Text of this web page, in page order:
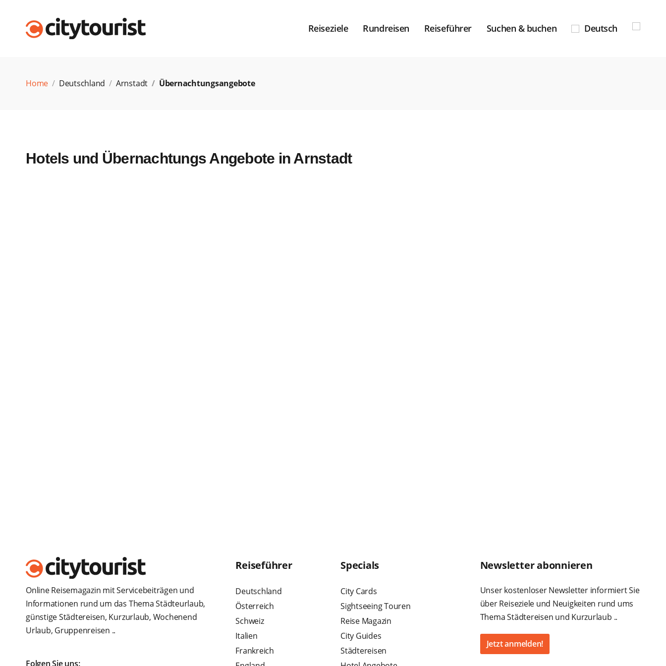
Reiseziele Rundreisen Reiseführer Suchen & buchen Deutsch
Home Deutschland Arnstadt Übernachtungsangebote
Hotels und Übernachtungs Angebote in Arnstadt
Online Reisemagazin mit Servicebeiträgen und
Informationen rund um das Thema Städteurlaub,
günstige Städtereisen, Kurzurlaub, Wochenend
Urlaub, Gruppenreisen ..
Folgen Sie uns:
Reiseführer
Deutschland
Österreich
Schweiz
Italien
Frankreich
Specials
City Cards
Sightseeing Touren
Reise Magazin
City Guides
Städtereisen
Newsletter abonnieren
Unser kostenloser Newsletter informiert Sie
über Reiseziele und Neuigkeiten rund ums
Thema Städtereisen und Kurzurlaub ..
Jetzt anmelden!